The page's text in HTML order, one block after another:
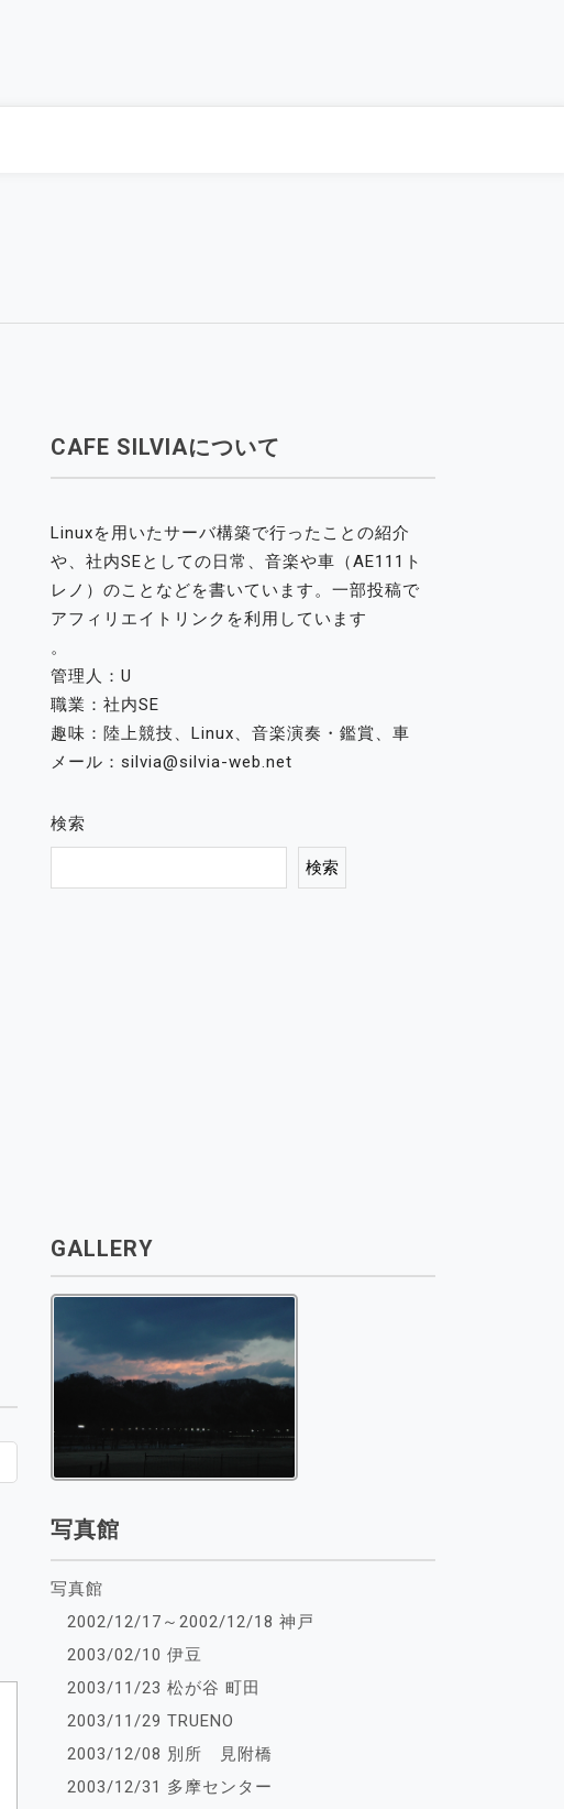
CAFE SILVIAについて
Linuxを用いたサーバ構築で行ったことの紹介
や、社内SEとしての日常、音楽や車（AE111ト
レノ）のことなどを書いています。一部投稿で
アフィリエイトリンクを利用しています
。
管理人：U
職業：社内SE
趣味：陸上競技、Linux、音楽演奏・鑑賞、車
メール：silvia@silvia-web.net
検索
検索
GALLERY
写真館
写真館
2002/12/17～2002/12/18 神戸
2003/02/10 伊豆
2003/11/23 松が谷 町田
2003/11/29 TRUENO
2003/12/08 別所 見附橋
2003/12/31 多摩センター